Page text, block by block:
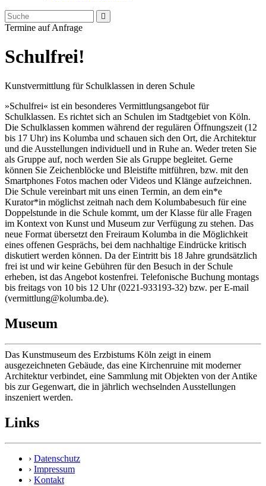
Termine auf Anfrage
Schulfrei!
Kunstvermittlung für Schulklassen in deren Schule
»Schulfrei« ist ein besonderes Vermittlungsangebot für
Schulklassen. Es richtet sich an Schulen im Stadtgebiet von Köln.
Die Schulklassen kommen während der regulären Öffnungszeit (12
bis 17 Uhr) ins Kolumba und schauen sich den Ort, die Architektur
und die Ausstellungen individuell und in Ruhe an. Weder treten Sie
als Gruppe auf, noch werden Sie als Gruppe begleitet. Gerne
können Sie Zeichenblöcke und Bleistifte mitführen, bzw. mit den
Smartphones Fotos machen oder Videos und Klänge aufzeichnen.
Die Schule vereinbart mit uns einen Termin, an dem ein*e
Kurator*in möglichst zeitnah nach dem Kolumbabesuch für eine
Doppelstunde in die Schule kommt, um der Klasse für alle Fragen
im Kontext von Kunst und Museum zur Verfügung zu stehen. Das
neue Format übersetzt den Freiraum Kolumba in die Möglichkeit
eines offenen Gesprächs, bei dem nachhaltige Eindrücke kritisch
diskutiert werden können. Da der Eintritt bis 18 Jahre grundsätzlich
frei ist und wir keine Gebühren für den Besuch in der Schule
erheben, ist das Angebot kostenfrei. Telefonische Buchung montags
bis freitags von 10 bis 12 Uhr (0221-933193-32) bzw. per E-mail
(vermittlung@kolumba.de).
Museum
Das Kunstmuseum des Erzbistums Köln zeigt in einem
ausgezeichneten Gebäude, das eine Kirchenruine mit moderner
Architektur verbindet, eine Sammlung mit Objekten von der Antike
bis zur Gegenwart, die in jährlich wechselnden Ausstellungen
inszeniert werden.
Links
› Datenschutz
› Impressum
› Kontakt